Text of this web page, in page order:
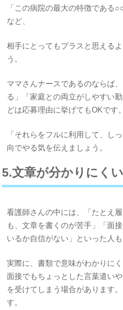
「この病院の最大の特徴である
など、
相手にとってもプラスと思える
う。
ママさんナースであるのならば
る」「家庭との両立がしやすい
どは応募理由に挙げてもOKです。
「それらをフルに利用して、し
向でやる気を伝えましょう。
5.文章が分かりにくい
看護師さんの中には、「たとえ
も、文章を書くのが苦手」「面
いるか自信がない」といった人
実際に、書類で意味がわかりに
面接でもちょっとした言葉遣い
を受けてしまう場合があります
す。